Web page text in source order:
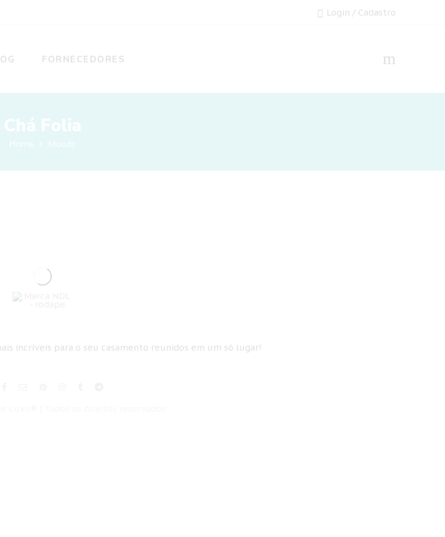
Login / Cadastro
FORNECEDORES
Chá Folia
Home Moods
incríveis para o seu casamento reunidos em um só lugar!